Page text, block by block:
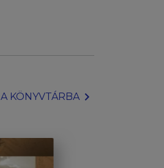
KÖNYVTÁRBAchevron_right